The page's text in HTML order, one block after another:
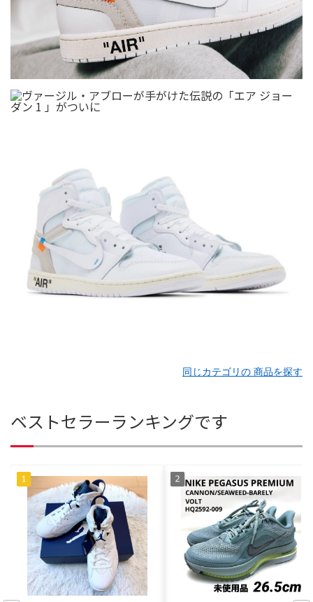
同じカテゴリの 商品を探す
ベストセラーランキングです